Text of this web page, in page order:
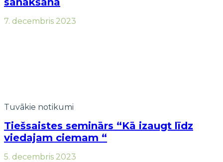
7. decembris 2023
Tuvākie notikumi
Tiešsaistes seminārs “Kā izaugt līdz
viedajam ciemam “
5. decembris 2023